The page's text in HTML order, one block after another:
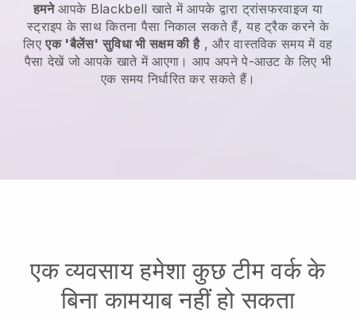
हमनेआपके Blackbell खाते में आपके द्वारा ट्रांसफरवाइज या
स्ट्राइप के साथ कितना पैसा निकाल सकते हैं, यह ट्रैक करने के
लिएएक 'बैलेंस' सुविधा भी सक्षम की है, और वास्तविक समय में वह
पैसा देखें जो आपके खाते में आएगा। आप अपने पे-आउट के लिए भी
एक समय निर्धारित कर सकते हैं।
एक व्यवसाय हमेशा कुछ टीम वर्क के
बिना कामयाब नहीं हो सकता